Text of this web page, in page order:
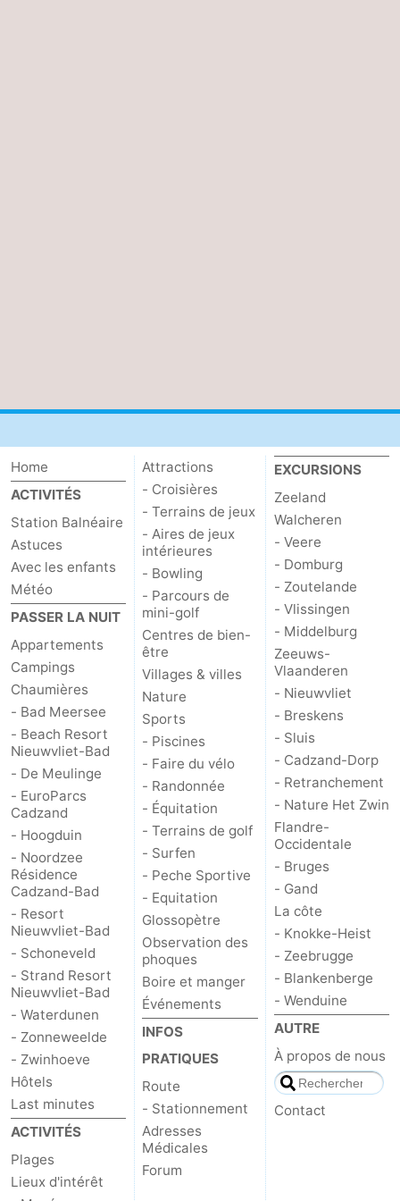
Home
ACTIVITÉS
Station Balnéaire
Astuces
Avec les enfants
Météo
PASSER LA NUIT
Appartements
Campings
Chaumières
- Bad Meersee
- Beach Resort
Nieuwvliet-Bad
- De Meulinge
- EuroParcs
Cadzand
- Hoogduin
- Noordzee
Résidence
Cadzand-Bad
- Resort
Nieuwvliet-Bad
- Schoneveld
- Strand Resort
Nieuwvliet-Bad
- Waterdunen
- Zonneweelde
- Zwinhoeve
Hôtels
Last minutes
ACTIVITÉS
Plages
Lieux d'intérêt
Attractions
- Croisières
- Terrains de jeux
- Aires de jeux
intérieures
- Bowling
- Parcours de
mini-golf
Centres de bien-
être
Villages & villes
Nature
Sports
- Piscines
- Faire du vélo
- Randonnée
- Équitation
- Terrains de golf
- Surfen
- Peche Sportive
- Equitation
Glossopètre
Observation des
phoques
Boire et manger
Événements
INFOS
PRATIQUES
Route
- Stationnement
Adresses
Médicales
Forum
EXCURSIONS
Zeeland
Walcheren
- Veere
- Domburg
- Zoutelande
- Vlissingen
- Middelburg
Zeeuws-
Vlaanderen
- Nieuwvliet
- Breskens
- Sluis
- Cadzand-Dorp
- Retranchement
- Nature Het Zwin
Flandre-
Occidentale
- Bruges
- Gand
La côte
- Knokke-Heist
- Zeebrugge
- Blankenberge
- Wenduine
AUTRE
À propos de nous
Contact